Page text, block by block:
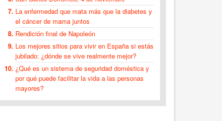
La enfermedad que mata más que la diabetes y
el cáncer de mama juntos
Rendición final de Napoleón
Los mejores sitios para vivir en España si estás
jubilado: ¿dónde se vive realmente mejor?
¿Qué es un sistema de seguridad doméstica y
por qué puede facilitar la vida a las personas
mayores?